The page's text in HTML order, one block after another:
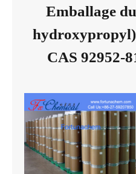
Emballage
CAS 92952-